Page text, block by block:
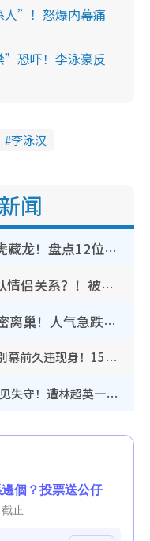
人”！怒爆内幕痛
恐吓！李泳豪反
李泳汉
闻
《爱·回家》隐形富豪卧虎藏龙！盘点12位财气逼人的有钱艺人：这位美女3亿身家不愁做
叶泓文拍拖一周年亲口否认情侣关系？！被质疑感情造假竟称GM“普通同事”
30岁男艺人低调宣布已秘密离巢！人气急跌变失踪人口：“这几年过得并不容易”
《爱·回家》童星Philip仔暂别幕前久违现身！15岁近况暴风成长长高变帅气少年
TVB新闻主播陈嘉欣镜头前罕见失守！遭林超英一句话突袭吓坏当场大笑